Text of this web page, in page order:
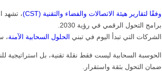
وفقًا لتقارير هيئة الاتصالات والفضاء والتقنية (CST)
، تشهد
برامج التحول الرقمي في رؤية 2030.
الشركات التي تبدأ اليوم في تبني الحلول السحابية الآمنة،
الحوسبة السحابية ليست فقط نقلة تقنية، بل استراتيجية
ضمان التحول بثقة واستقرار.